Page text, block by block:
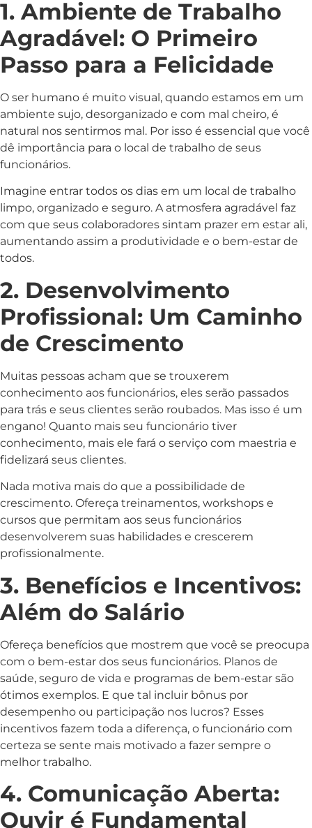
1. Ambiente de Trabalho
Agradável: O Primeiro
Passo para a Felicidade
O ser humano é muito visual, quando estamos em um
ambiente sujo, desorganizado e com mal cheiro, é
natural nos sentirmos mal. Por isso é essencial que você
dê importância para o local de trabalho de seus
funcionários.
Imagine entrar todos os dias em um local de trabalho
limpo, organizado e seguro. A atmosfera agradável faz
com que seus colaboradores sintam prazer em estar ali,
aumentando assim a produtividade e o bem-estar de
todos.
2. Desenvolvimento
Profissional: Um Caminho
de Crescimento
Muitas pessoas acham que se trouxerem
conhecimento aos funcionários, eles serão passados
para trás e seus clientes serão roubados. Mas isso é um
engano! Quanto mais seu funcionário tiver
conhecimento, mais ele fará o serviço com maestria e
fidelizará seus clientes.
Nada motiva mais do que a possibilidade de
crescimento. Ofereça treinamentos, workshops e
cursos que permitam aos seus funcionários
desenvolverem suas habilidades e crescerem
profissionalmente.
3. Benefícios e Incentivos:
Além do Salário
Ofereça benefícios que mostrem que você se preocupa
com o bem-estar dos seus funcionários. Planos de
saúde, seguro de vida e programas de bem-estar são
ótimos exemplos. E que tal incluir bônus por
desempenho ou participação nos lucros? Esses
incentivos fazem toda a diferença, o funcionário com
certeza se sente mais motivado a fazer sempre o
melhor trabalho.
4. Comunicação Aberta:
Ouvir é Fundamental